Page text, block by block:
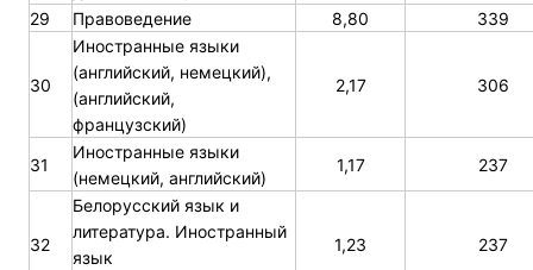
29 Правоведение 8,80 339
30
Иностранные языки
(английский, немецкий),
(английский,
французский)
2,17 306
31
Иностранные языки
(немецкий, английский)
1,17 237
32
Белорусский язык и
литература. Иностранный
язык
1,23 237